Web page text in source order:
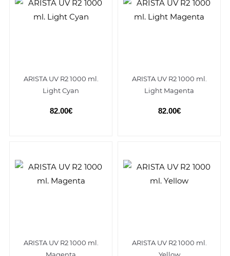
ARISTA UV R2 1000 ml.
Light Cyan
82.00€
ARISTA UV R2 1000 ml.
Light Magenta
82.00€
ARISTA UV R2 1000 ml.
ARISTA UV R2 1000 ml.